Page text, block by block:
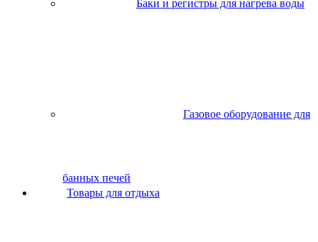
Баки и регистры для нагрева воды
Газовое оборудование для
банных печей
Товары для отдыха